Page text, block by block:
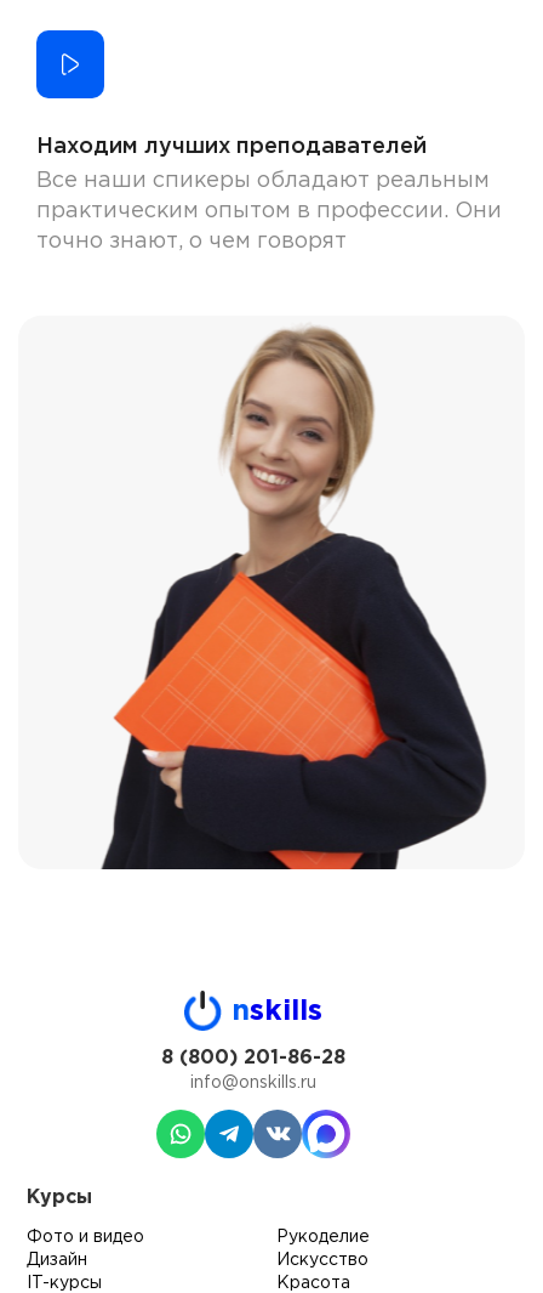
Находим лучших преподавателей
Все наши спикеры обладают реальным
практическим опытом в профессии. Они
точно знают, о чем говорят
nskills
8 (800) 201-86-28
info@onskills.ru
Курсы
Фото и видео
Дизайн
IT-курсы
Рукоделие
Искусство
Красота